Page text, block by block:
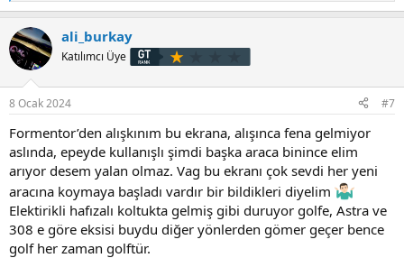
e
k
i
l
ali_burkay
Katılımcı Üye
8 Ocak 2024 #7
Formentor’den alışkınım bu ekrana, alışınca fena gelmiyor
aslında, epeyde kullanışlı şimdi başka araca binince elim
arıyor desem yalan olmaz. Vag bu ekranı çok sevdi her yeni
aracına koymaya başladı vardır bir bildikleri diyelim
Elektirikli hafızalı koltukta gelmiş gibi duruyor golfe, Astra ve
308 e göre eksisi buydu diğer yönlerden gömer geçer bence
golf her zaman golftür.